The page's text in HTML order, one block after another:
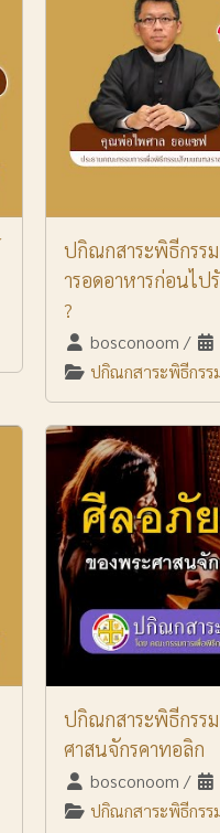
ปกิณกสาระพิธีกรรม
ารอดอาหารก่อนไ
?
bosconoom /
ปกิณกสาระพิธีกรร
ปกิณกสาระพิธีกรร
ศาสนจักรคาทอลิก
bosconoom /
ปกิณกสาระพิธีกรร